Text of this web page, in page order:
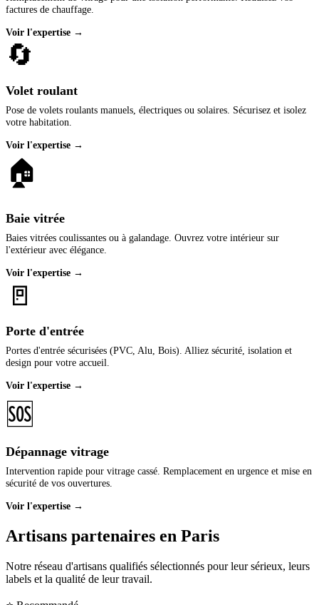
factures de chauffage.
Voir l'expertise →
🔄
Volet roulant
Pose de volets roulants manuels, électriques ou solaires. Sécurisez et isolez
votre habitation.
Voir l'expertise →
🏠
Baie vitrée
Baies vitrées coulissantes ou à galandage. Ouvrez votre intérieur sur
l'extérieur avec élégance.
Voir l'expertise →
🚪
Porte d'entrée
Portes d'entrée sécurisées (PVC, Alu, Bois). Alliez sécurité, isolation et
design pour votre accueil.
Voir l'expertise →
🆘
Dépannage vitrage
Intervention rapide pour vitrage cassé. Remplacement en urgence et mise en
sécurité de vos ouvertures.
Voir l'expertise →
Artisans partenaires en Paris
Notre réseau d'artisans qualifiés sélectionnés pour leur sérieux, leurs
labels et la qualité de leur travail.